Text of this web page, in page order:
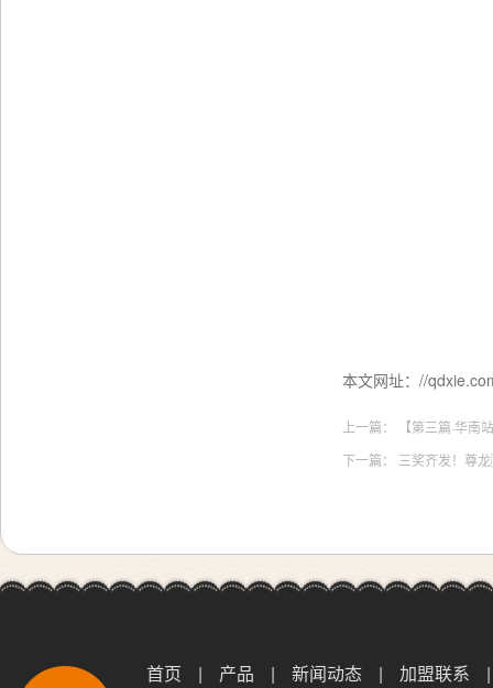
本文网址：//
上一篇：
【第三篇·华
下一篇： 三奖齐发！尊
首页 | 产品 | 新闻动态 | 加盟联系 |